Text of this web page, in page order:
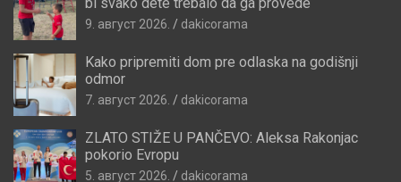
9. август 2026. dakicorama
Kako pripremiti dom pre odlaska na godišnji
odmor
7. август 2026. dakicorama
ZLATO STIŽE U PANČEVO: Aleksa Rakonjac
pokorio Evropu
5. август 2026. dakicorama